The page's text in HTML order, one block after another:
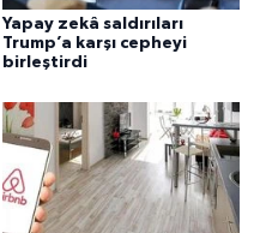
Yapay zekâ saldırıları
Trump’a karşı cepheyi
birleştirdi